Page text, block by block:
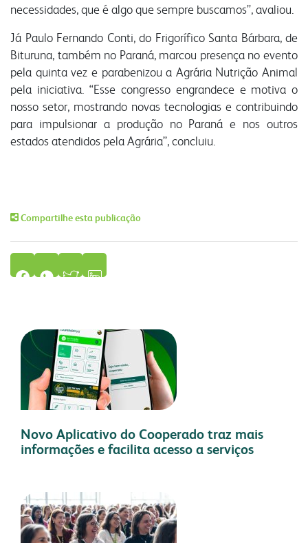
necessidades, que é algo que sempre buscamos”, avaliou.
Já Paulo Fernando Conti, do Frigorífico Santa Bárbara, de
Bituruna, também no Paraná, marcou presença no evento
pela quinta vez e parabenizou a Agrária Nutrição Animal
pela iniciativa. “Esse congresso engrandece e motiva o
nosso setor, mostrando novas tecnologias e contribuindo
para impulsionar a produção no Paraná e nos outros
estados atendidos pela Agrária”, concluiu.
Compartilhe esta publicação
Novo Aplicativo do Cooperado traz mais
informações e facilita acesso a serviços